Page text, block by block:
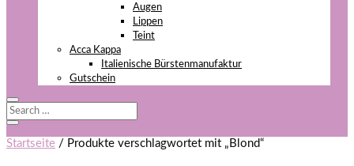
Augen
Lippen
Teint
Acca Kappa
Italienische Bürstenmanufaktur
Gutschein
Startseite / Produkte verschlagwortet mit „Blond“